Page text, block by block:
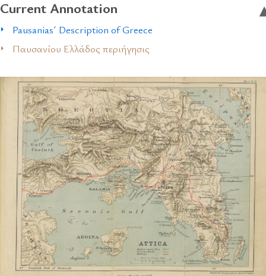
Current Annotation
Pausanias´ Description of Greece
Παυσανίου Ελλάδος περιήγησις